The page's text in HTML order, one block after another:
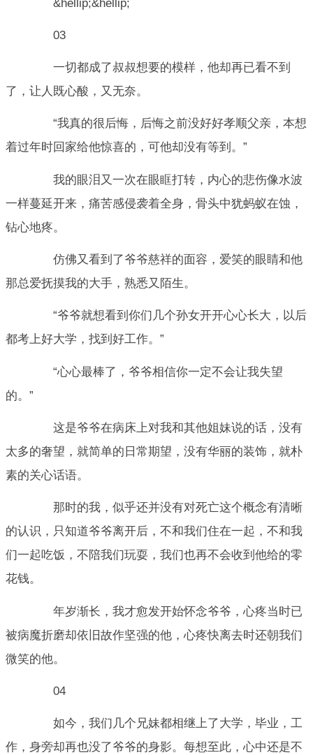
&hellip;&hellip;
03
一切都成了叔叔想要的模样，他却再已看不到
了，让人既心酸，又无奈。
“我真的很后悔，后悔之前没好好孝顺父亲，本想
着过年时回家给他惊喜的，可他却没有等到。”
我的眼泪又一次在眼眶打转，内心的悲伤像水波
一样蔓延开来，痛苦感侵袭着全身，骨头中犹蚂蚁在蚀，
钻心地疼。
仿佛又看到了爷爷慈祥的面容，爱笑的眼睛和他
那总爱抚摸我的大手，熟悉又陌生。
“爷爷就想看到你们几个孙女开开心心长大，以后
都考上好大学，找到好工作。”
“心心最棒了，爷爷相信你一定不会让我失望
的。”
这是爷爷在病床上对我和其他姐妹说的话，没有
太多的奢望，就简单的日常期望，没有华丽的装饰，就朴
素的关心话语。
那时的我，似乎还并没有对死亡这个概念有清晰
的认识，只知道爷爷离开后，不和我们住在一起，不和我
们一起吃饭，不陪我们玩耍，我们也再不会收到他给的零
花钱。
年岁渐长，我才愈发开始怀念爷爷，心疼当时已
被病魔折磨却依旧故作坚强的他，心疼快离去时还朝我们
微笑的他。
04
如今，我们几个兄妹都相继上了大学，毕业，工
作，身旁却再也没了爷爷的身影。每想至此，心中还是不